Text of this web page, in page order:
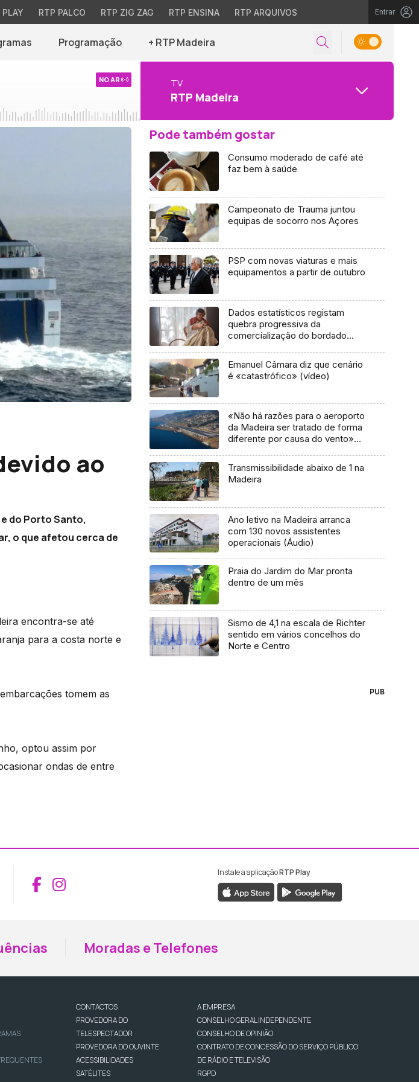
PLAY RTP PALCO RTP ZIG ZAG RTP ENSINA RTP ARQUIVOS Entrar
Programação + RTP Madeira
NO AR TV
RTP Madeira
ao
do Porto Santo,
o que afetou cerca de
encontra-se até
para a costa norte e
tomem as
optou assim por
ondas de entre
Pode também gostar
Consumo moderado de café até
faz bem à saúde
Campeonato de Trauma juntou
equipas de socorro nos Açores
PSP com novas viaturas e mais
equipamentos a partir de outubro
Dados estatísticos registam
quebra progressiva da
comercialização do bordado
Emanuel Câmara diz que cenário
é «catastrófico» (vídeo)
«Não há razões para o aeroporto
da Madeira ser tratado de forma
diferente por causa do vento»
Transmissibilidade abaixo de 1 na
Madeira
Ano letivo na Madeira arranca
com 130 novos assistentes
operacionais (Áudio)
Praia do Jardim do Mar pronta
dentro de um mês
Sismo de 4,1 na escala de Richter
sentido em vários concelhos do
Norte e Centro
PUB
Aceder ao Facebook da RTP Madeira
Aceder ao Instagram da RTP Madeira
Instale a aplicaçãoRTP Play
Moradas e Telefones
CONTACTOS
PROVEDORA DO
TELESPECTADOR
PROVEDORA DO OUVINTE
ACESSIBILIDADES
SATÉLITES
A EMPRESA
CONSELHO GERAL INDEPENDENTE
CONSELHO DE OPINIÃO
CONTRATO DE CONCESSÃO DO SERVIÇO PÚBLICO
DE RÁDIO E TELEVISÃO
RGPD